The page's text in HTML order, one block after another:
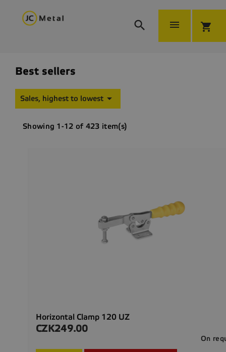
  shopping_cart
Best sellers
Sales, highest to lowest 
Showing 1-12 of 423 item(s)
Horizontal Clamp 120 UZ
Price
CZK249.00
On